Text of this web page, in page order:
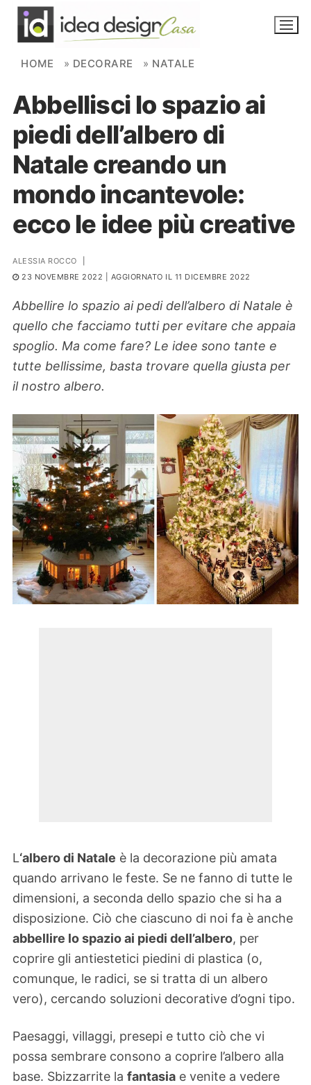
Skip to content
NOVITÀ
AMBIENTI
FAI DA TE
PIANTE
Ortaggio
HOME » DECORARE » NATALE
Abbellisci lo spazio ai
piedi dell’albero di
Natale creando un
mondo incantevole:
ecco le idee più creative
ALESSIA ROCCO
23 NOVEMBRE 2022 | AGGIORNATO IL 11 DICEMBRE 2022
Abbellire lo spazio ai pedi dell’albero di Natale è
quello che facciamo tutti per evitare che appaia
spoglio. Ma come fare? Le idee sono tante e
tutte bellissime, basta trovare quella giusta per
il nostro albero.
L‘albero di Natale è la decorazione più amata
quando arrivano le feste. Se ne fanno di tutte le
dimensioni, a seconda dello spazio che si ha a
disposizione. Ciò che ciascuno di noi fa è anche
abbellire lo spazio ai piedi dell’albero, per
coprire gli antiestetici piedini di plastica (o,
comunque, le radici, se si tratta di un albero
vero), cercando soluzioni decorative d’ogni tipo.
Paesaggi, villaggi, presepi e tutto ciò che vi
possa sembrare consono a coprire l’albero alla
base. Sbizzarrite la fantasia e venite a vedere